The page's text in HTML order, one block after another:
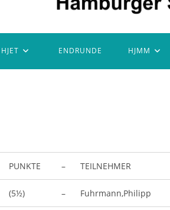
HJET ENDRUNDE HJMM
PUNKTE – TEILNEHMER
(5½) – Fuhrmann,Philipp